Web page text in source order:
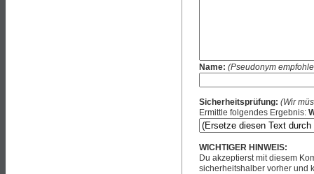
Name: (Pseudonym
Sicherheitsprüfung: (Wir
Ermittle folgendes Ergebnis:
WICHTIGER HINWEIS:
Du akzeptierst mit diesem
sicherheitshalber vorher und